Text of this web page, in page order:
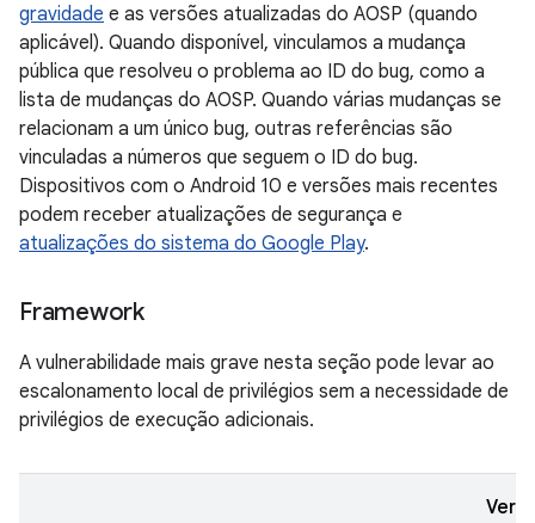
gravidade e as versões atualizadas do AOSP (quando
aplicável). Quando disponível, vinculamos a mudança
pública que resolveu o problema ao ID do bug, como a
lista de mudanças do AOSP. Quando várias mudanças se
relacionam a um único bug, outras referências são
vinculadas a números que seguem o ID do bug.
Dispositivos com o Android 10 e versões mais recentes
podem receber atualizações de segurança e
atualizações do sistema do Google Play.
Framework
A vulnerabilidade mais grave nesta seção pode levar ao
escalonamento local de privilégios sem a necessidade de
privilégios de execução adicionais.